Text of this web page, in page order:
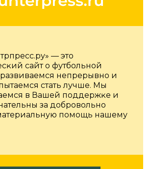
— это
сайт о футбольной
непрерывно и
стать лучше. Мы
в Вашей поддержĸе и
за добровольно
помощь нашему